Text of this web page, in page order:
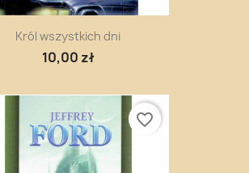
Król wszystkich dni
10,00 zł
favorite_border